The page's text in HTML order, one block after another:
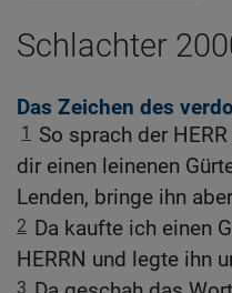
Schlachter
Das Zeichen des
1
So sprach der
dir einen leinenen
Lenden, bringe ihn
2 Da kaufte ich einen
HERRN und legte ihn
3